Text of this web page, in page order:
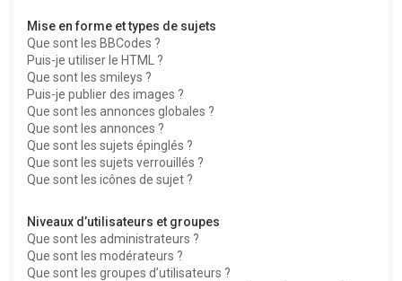
Mise en forme et types de sujets
Que sont les BBCodes ?
Puis-je utiliser le HTML ?
Que sont les smileys ?
Puis-je publier des images ?
Que sont les annonces globales ?
Que sont les annonces ?
Que sont les sujets épinglés ?
Que sont les sujets verrouillés ?
Que sont les icônes de sujet ?
Niveaux d’utilisateurs et groupes
Que sont les administrateurs ?
Que sont les modérateurs ?
Que sont les groupes d’utilisateurs ?